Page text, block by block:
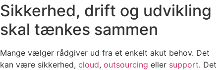
Sikkerhed, drift og udvikling
skal tænkes sammen
Mange vælger rådgiver ud fra et enkelt akut behov. Det
kan være sikkerhed, cloud, outsourcing eller support. Det